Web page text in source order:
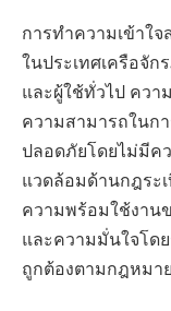
การทำความเข้าใ
ในประเทศเครือจั
และผู้ใช้ทั่วไป ควา
ความสามารถในก
ปลอดภัยโดยไม่มีค
แวดล้อมด้านกฎระ
ความพร้อมใช้งาน
และความมั่นใจโด
ถูกต้องตามกฎหมาย